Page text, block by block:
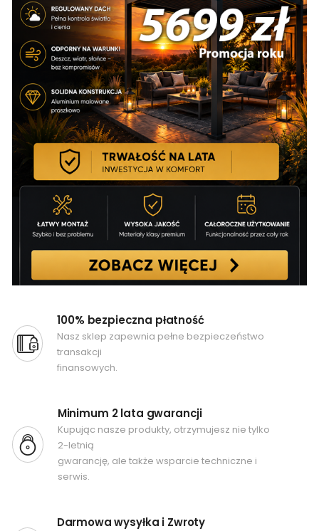
100% bezpieczna płatność
Nasz sklep zapewnia pełne bezpieczeństwo
transakcji
finansowych.
Minimum 2 lata gwarancji
Kupując nasze produkty, otrzymujesz nie tylko
2-letnią
gwarancję, ale także wsparcie techniczne i
serwis.
Darmowa wysyłka i Zwroty